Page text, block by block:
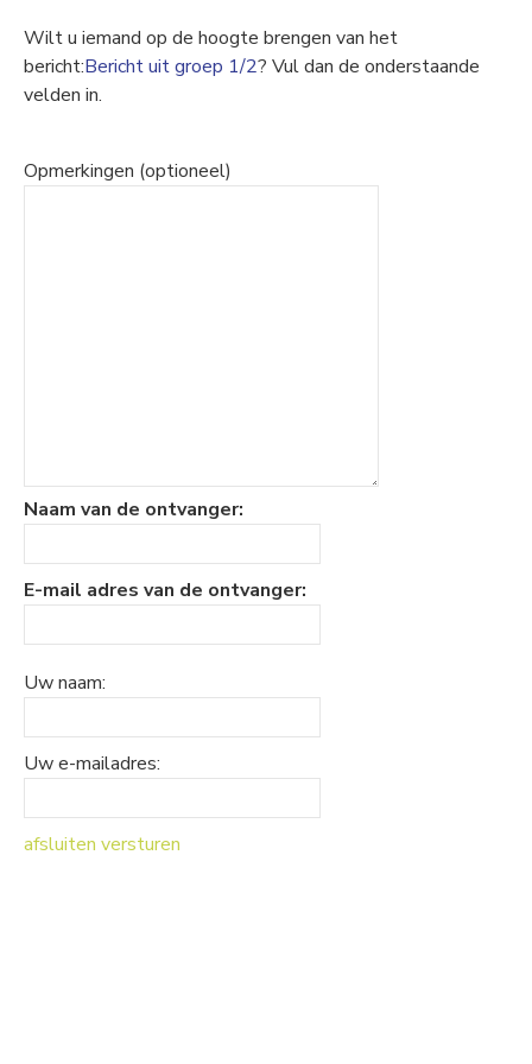
Wilt u iemand op de hoogte brengen van het
bericht:Bericht uit groep 1/2? Vul dan de onderstaande
velden in.
Opmerkingen (optioneel)
Naam van de ontvanger:
E-mail adres van de ontvanger:
Uw naam:
Uw e-mailadres:
afsluiten versturen